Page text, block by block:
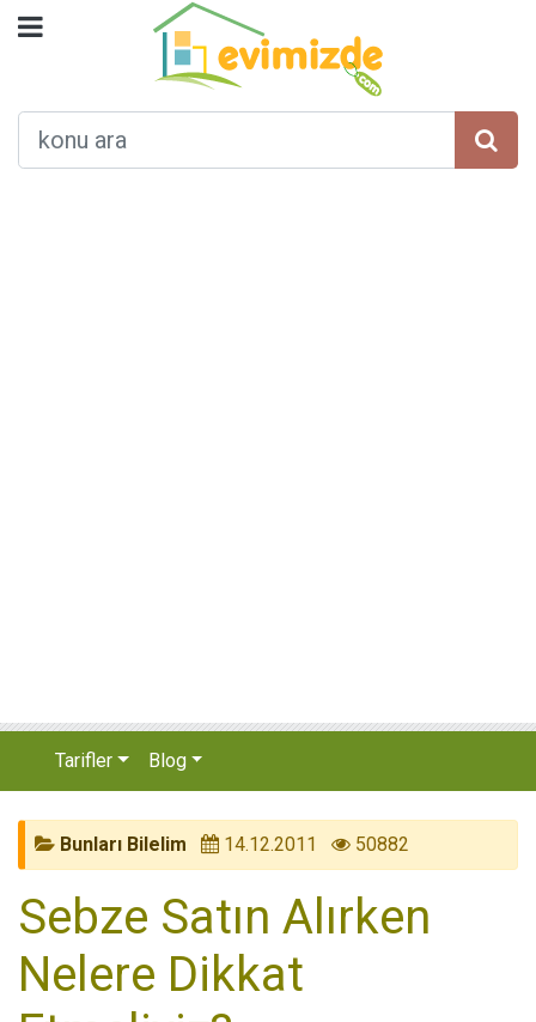
Tarifler Blog
Bunları Bilelim 14.12.2011 50882
Sebze Satın Alırken
Nelere Dikkat